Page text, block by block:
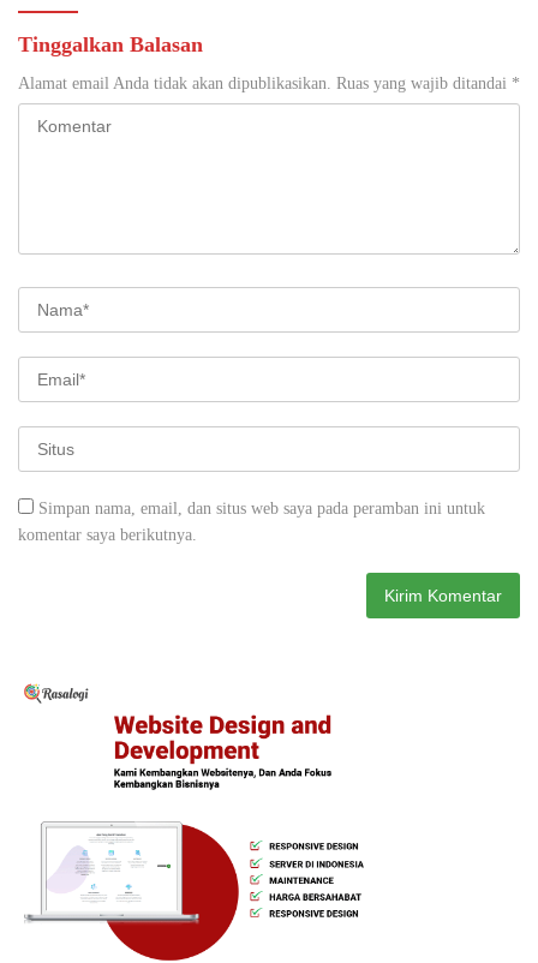
Tinggalkan Balasan
Alamat email Anda tidak akan dipublikasikan. Ruas yang wajib ditandai *
Simpan nama, email, dan situs web saya pada peramban ini untuk
komentar saya berikutnya.